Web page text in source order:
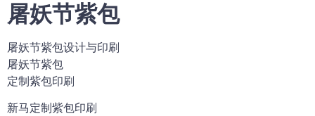
屠妖节紫包
屠妖节紫包设计与印刷
屠妖节紫包
定制紫包印刷
新马定制紫包印刷